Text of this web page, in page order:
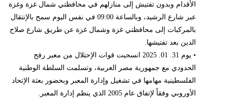
الأقدام وبدون تفتيش إلى منازلهم في محافظتي شمال غزة وغزة
عبر شارع الرشيد، وبالساعة 09:00 في نفس اليوم سمح بالإنتقال
بالمركبات إلى محافظتي غزة وشمال غزة عن طريق شارع صلاح
الدين بعد تفتيشها.
• يوم 31. 01. 2025 انسحبت قوات الإحتلال من معبر رفح
الحدودي مع جمهورية مصر العربية، وتسلمت السلطة الوطنية
الفلسطينية مهامها في تشغيل وإدارة المعبر وبحضور بعثة الإتحاد
الأوروبي وفقاً لإتفاق عام 2005 الذي ينظم إدارة المعبر.